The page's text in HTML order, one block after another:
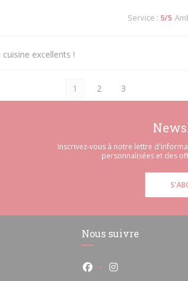
Service : 5/5
excellents !
1 2 3
Inscrivez-vous à notre lettre
personnalisées et des
fenêtre))
Nous suivre
Facebook ((ouvre une
Instagram